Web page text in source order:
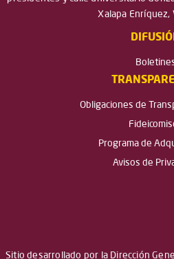
Xalapa Enríquez,
Obligaciones de
Programa de
Avisos de
Sitio desarrollado por la Dirección